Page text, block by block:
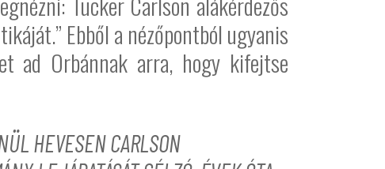
Ebből a nézőpontból ugyanis
ad Orbánnak arra, hogy kifejtse
HEVESEN CARLSON